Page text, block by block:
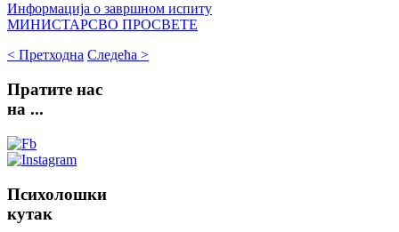
Информација о завршном испиту
МИНИСТАРСВО ПРОСВЕТЕ
< Претходна Следећа >
Пратите нас
на ...
Психолошки
кутак